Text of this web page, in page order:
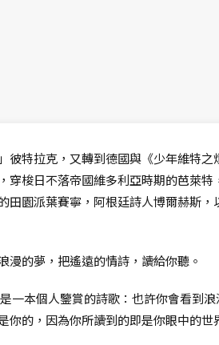
特拉克，又轉到德國與《少年維特
梭日不落帝國維多利亞時期的芭萊
園派葉賽寧，阿根廷詩人博爾赫斯
的夢，把遙遠的情詩，讀給你聽。
本個人鑒賞的詩歌：也許你會看到
的，因為你所讀到的即是你眼中的世